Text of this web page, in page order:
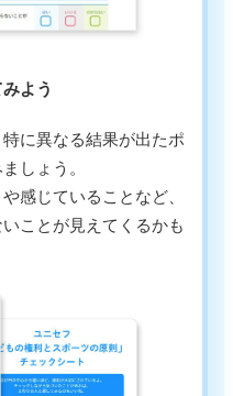
よう
に異なる結果が出たポ
しょう。
感じていることなど、
ことが見えてくるかも